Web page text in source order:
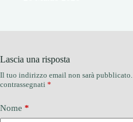
Lascia una risposta
Il tuo indirizzo email non sarà pubblicato.
contrassegnati *
Nome *